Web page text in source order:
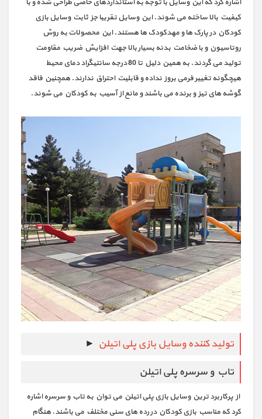
اشاره کرد که این وسایل با توجه به استانداردهای خاصی طراحی شده و با
کیفیت بالا ساخته می شوند. این وسایل تقریبا جز ثابت وسایل بازی
کودکان در پارک ها و مهدکودک ها هستند. این محصولات به روش
روتاسیون و با ضخامت بدنه بسیار بالا جهت افزایش ضریب مقاومت
تولید می گردند. به همین دلیل تا 80 درجه سانتیگراد دمای محیط
هیچگونه تغییر فرمی بروز نداده و قابلیت احتراق ندارند. همچنین فاقد
گوشه های تیز و برنده می باشند و مانع از آسیب به کودکان می شوند.
تولید کننده وسایل بازی پلی اتیلن ►
تاب و سرسره پلی اتیلن
از پرکاربرد ترین وسایل بازی پلی اتیلن می توان به تاب و سرسره اشاره
کرد که مناسب بازی کودکان در رده های سنی مختلف می باشند. هنگام